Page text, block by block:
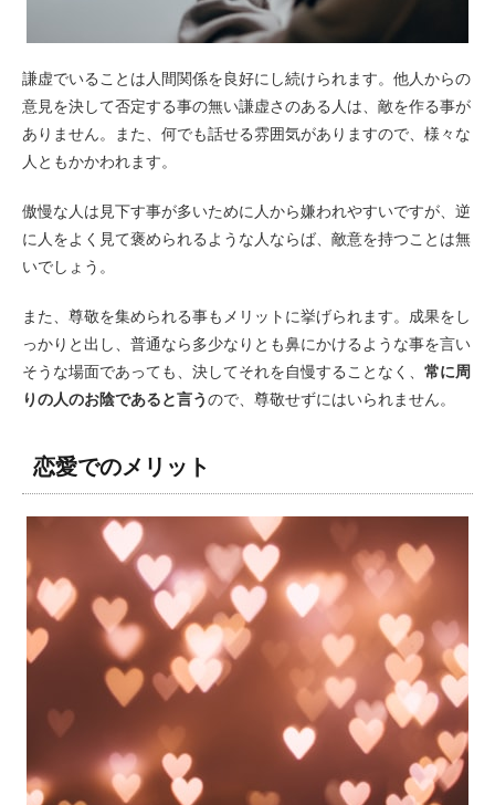
謙虚でいることは人間関係を良好にし続けられます。他人からの
意見を決して否定する事の無い謙虚さのある人は、敵を作る事が
ありません。また、何でも話せる雰囲気がありますので、様々な
人ともかかわれます。
傲慢な人は見下す事が多いために人から嫌われやすいですが、逆
に人をよく見て褒められるような人ならば、敵意を持つことは無
いでしょう。
また、尊敬を集められる事もメリットに挙げられます。成果をし
っかりと出し、普通なら多少なりとも鼻にかけるような事を言い
そうな場面であっても、決してそれを自慢することなく、 常に周
りの人のお陰であると言うので、尊敬せずにはいられません。
恋愛でのメリット